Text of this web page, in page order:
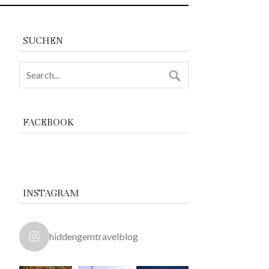
SUCHEN
FACEBOOK
INSTAGRAM
hiddengemtravelblog